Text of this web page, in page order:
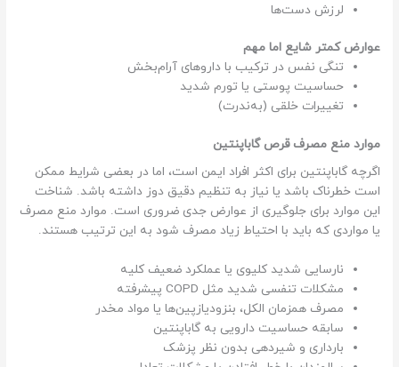
لرزش دست‌ها
عوارض کمتر شایع اما مهم
تنگی نفس در ترکیب با داروهای آرام‌بخش
حساسیت پوستی یا تورم شدید
تغییرات خلقی (به‌ندرت)
موارد منع مصرف قرص گاباپنتین
اگرچه گاباپنتین برای اکثر افراد ایمن است، اما در بعضی شرایط ممکن
است خطرناک باشد یا نیاز به تنظیم دقیق دوز داشته باشد. شناخت
این موارد برای جلوگیری از عوارض جدی ضروری است. موارد منع مصرف
یا مواردی که باید با احتیاط زیاد مصرف شود به این ترتیب هستند.
نارسایی شدید کلیوی یا عملکرد ضعیف کلیه
مشکلات تنفسی شدید مثل COPD پیشرفته
مصرف همزمان الکل، بنزودیازپین‌ها یا مواد مخدر
سابقه حساسیت دارویی به گاباپنتین
بارداری و شیردهی بدون نظر پزشک